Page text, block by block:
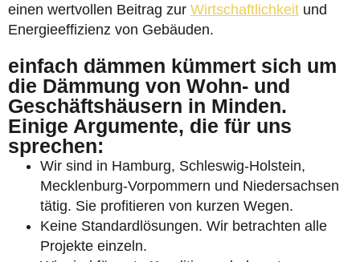
einen wertvollen Beitrag zur Wirtschaftlichkeit und
Energieeffizienz von Gebäuden.
einfach dämmen kümmert sich um
die Dämmung von Wohn- und
Geschäftshäusern in Minden.
Einige Argumente, die für uns
sprechen:
Wir sind in Hamburg, Schleswig-Holstein,
Mecklenburg-Vorpommern und Niedersachsen
tätig. Sie profitieren von kurzen Wegen.
Keine Standardlösungen. Wir betrachten alle
Projekte einzeln.